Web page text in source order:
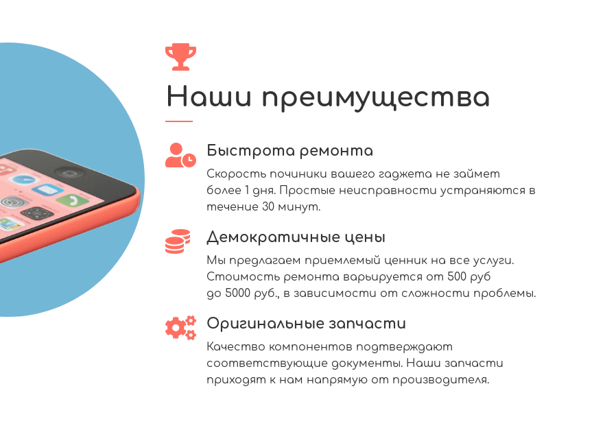
Наши преимущества
Быстрота ремонта
Скорость починики вашего гаджета не займет
более 1 дня. Простые неисправности устраняются в
течение 30 минут.
Демократичные цены
Мы предлагаем приемлемый ценник на все услуги.
Стоимость ремонта варьируется от 500 руб
до 5000 руб., в зависимости от сложности проблемы.
Оригинальные запчасти
Качество компонентов подтверждают
соответствующие документы. Наши запчасти
приходят к нам напрямую от производителя.